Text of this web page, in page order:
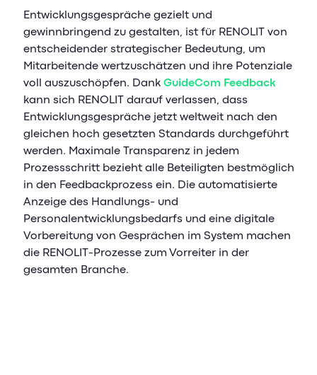
Entwicklungsgespräche gezielt und
gewinnbringend zu gestalten, ist für RENOLIT von
entscheidender strategischer Bedeutung, um
Mitarbeitende wertzuschätzen und ihre Potenziale
voll auszuschöpfen. Dank GuideCom Feedback
kann sich RENOLIT darauf verlassen, dass
Entwicklungsgespräche jetzt weltweit nach den
gleichen hoch gesetzten Standards durchgeführt
werden. Maximale Transparenz in jedem
Prozessschritt bezieht alle Beteiligten bestmöglich
in den Feedbackprozess ein. Die automatisierte
Anzeige des Handlungs- und
Personalentwicklungsbedarfs und eine digitale
Vorbereitung von Gesprächen im System machen
die RENOLIT-Prozesse zum Vorreiter in der
gesamten Branche.